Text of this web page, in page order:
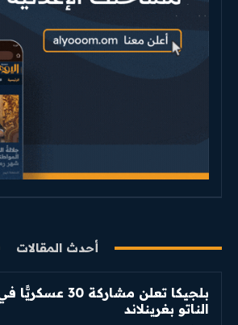
أحدث المقالات
بلجيكا تعلن
الناتو بغرينلاند